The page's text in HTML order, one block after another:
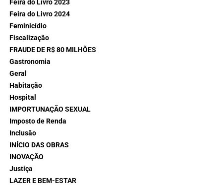
Feira do Livro 2023
Feira do Livro 2024
Feminicídio
Fiscalização
FRAUDE DE R$ 80 MILHÕES
Gastronomia
Geral
Habitação
Hospital
IMPORTUNAÇÃO SEXUAL
Imposto de Renda
Inclusão
INÍCIO DAS OBRAS
INOVAÇÃO
Justiça
LAZER E BEM-ESTAR